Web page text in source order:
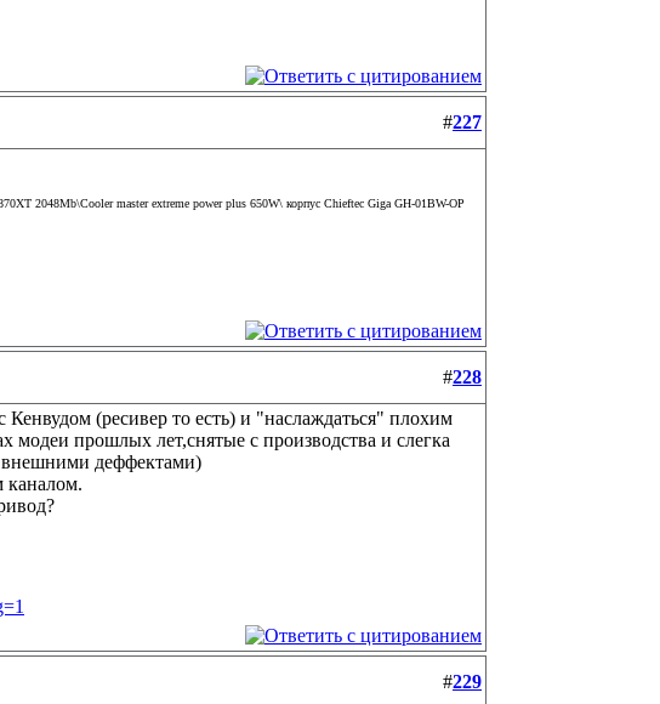
#227
2048Mb\Cooler master extreme power plus 650W\ корпус Chieftec Giga GH-01BW-OP
#228
(ресивер то есть) и "наслаждаться" плохим
модеи прошлых лет,снятые с производства и слегка
внешними деффектами)
каналом.
#229